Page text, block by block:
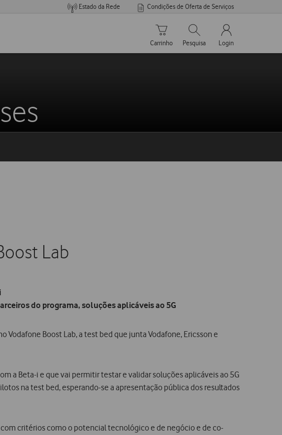
Estado da Rede Condições de Oferta de Serviços
Carrinho de compras
Carrinho
Pesquisar
Pesquisa
My Vodafone
Login
Lab
do programa, soluções aplicáveis ao 5G
Vodafone Boost Lab, a test bed que junta Vodafone, Ericsson e
a Beta-i e que vai permitir testar e validar soluções aplicáveis ao 5G
na test bed, esperando-se a apresentação pública dos resultados
critérios como o potencial tecnológico e de negócio e de co-